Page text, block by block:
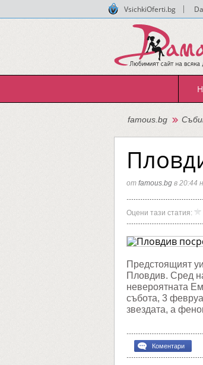
VsichkiOferti.bg
famous.bg
от famous.bg в 20:44
Оцени тази статия:
Предстоящият
Пловдив. Сред
невероятната
събота, 3
звездата, а
Коментари